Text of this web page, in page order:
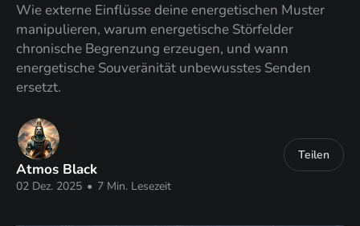
Wie externe Einflüsse deine energetischen Muster
manipulieren, warum energetische Störfelder
chronische Begrenzung erzeugen, und wann
energetische Souveränität unbewusstes Senden
ersetzt.
Atmos Black
02 Dez. 2025 • 7 Min. Lesezeit
Teilen